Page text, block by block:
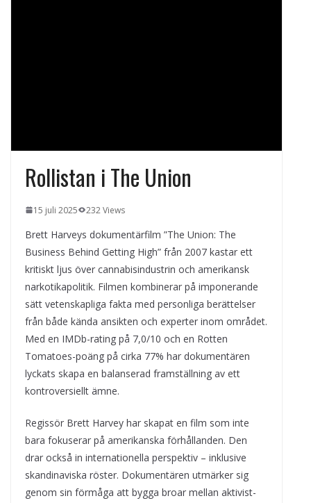
Rollistan i The Union
15 juli 2025 232 Views
Brett Harveys dokumentärfilm ”The Union: The
Business Behind Getting High” från 2007 kastar ett
kritiskt ljus över cannabisindustrin och amerikansk
narkotikapolitik. Filmen kombinerar på imponerande
sätt vetenskapliga fakta med personliga berättelser
från både kända ansikten och experter inom området.
Med en IMDb-rating på 7,0/10 och en Rotten
Tomatoes-poäng på cirka 77% har dokumentären
lyckats skapa en balanserad framställning av ett
kontroversiellt ämne.
Regissör Brett Harvey har skapat en film som inte
bara fokuserar på amerikanska förhållanden. Den
drar också in internationella perspektiv – inklusive
skandinaviska röster. Dokumentären utmärker sig
genom sin förmåga att bygga broar mellan aktivist-